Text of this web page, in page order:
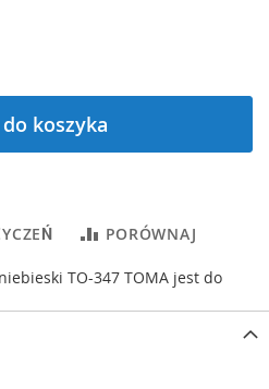
koszyka
PORÓWNAJ
TO-347 TOMA jest do